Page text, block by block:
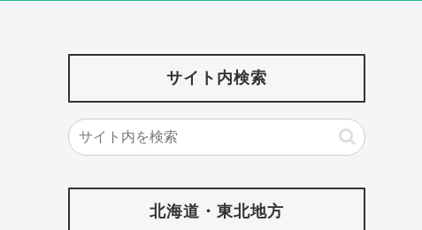
サイト内検索
北海道・東北地方